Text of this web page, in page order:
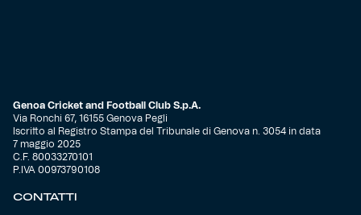
Genoa Cricket and Football Club S.p.A.
Via Ronchi 67, 16155 Genova Pegli
Iscritto al Registro Stampa del Tribunale di Genova n. 3054 in data
7 maggio 2025
C.F. 80033270101
P.IVA 00973790108
CONTATTI